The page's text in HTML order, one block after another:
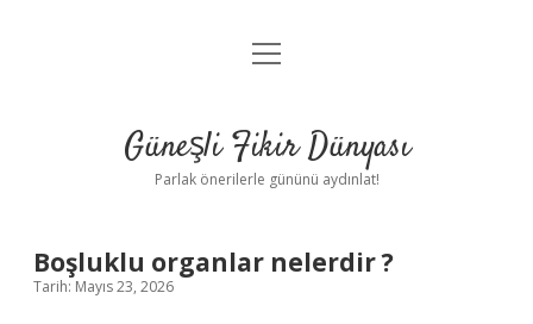
Anasayfa
Yasal Uyarı
menüyü
Güneşli Fikir Dünyası
Parlak önerilerle gününü aydınlat!
Boşluklu organlar nelerdir ?
Tarih: Mayıs 23, 2026